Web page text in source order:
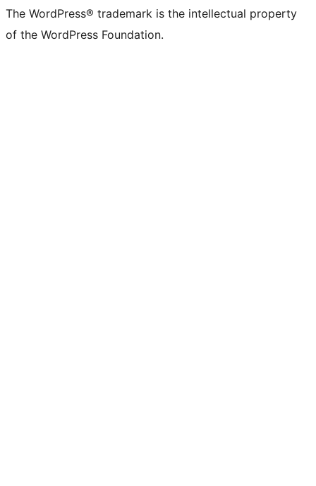
The WordPress® trademark is the intellectual property
of the WordPress Foundation.